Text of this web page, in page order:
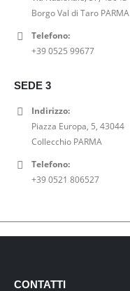
Borgo Val di Taro PARMA
Telefono:
+39 0525 99677
SEDE 3
Indirizzo:
Piazza Europa, 5, 43044
Collecchio PARMA
Telefono:
+39 0521 806527
CONTATTI